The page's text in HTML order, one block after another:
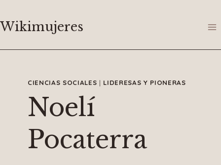
al
Wikimujeres
CIENCIAS SOCIALES | LIDERESAS Y PIONERAS
Noelí
Pocaterra